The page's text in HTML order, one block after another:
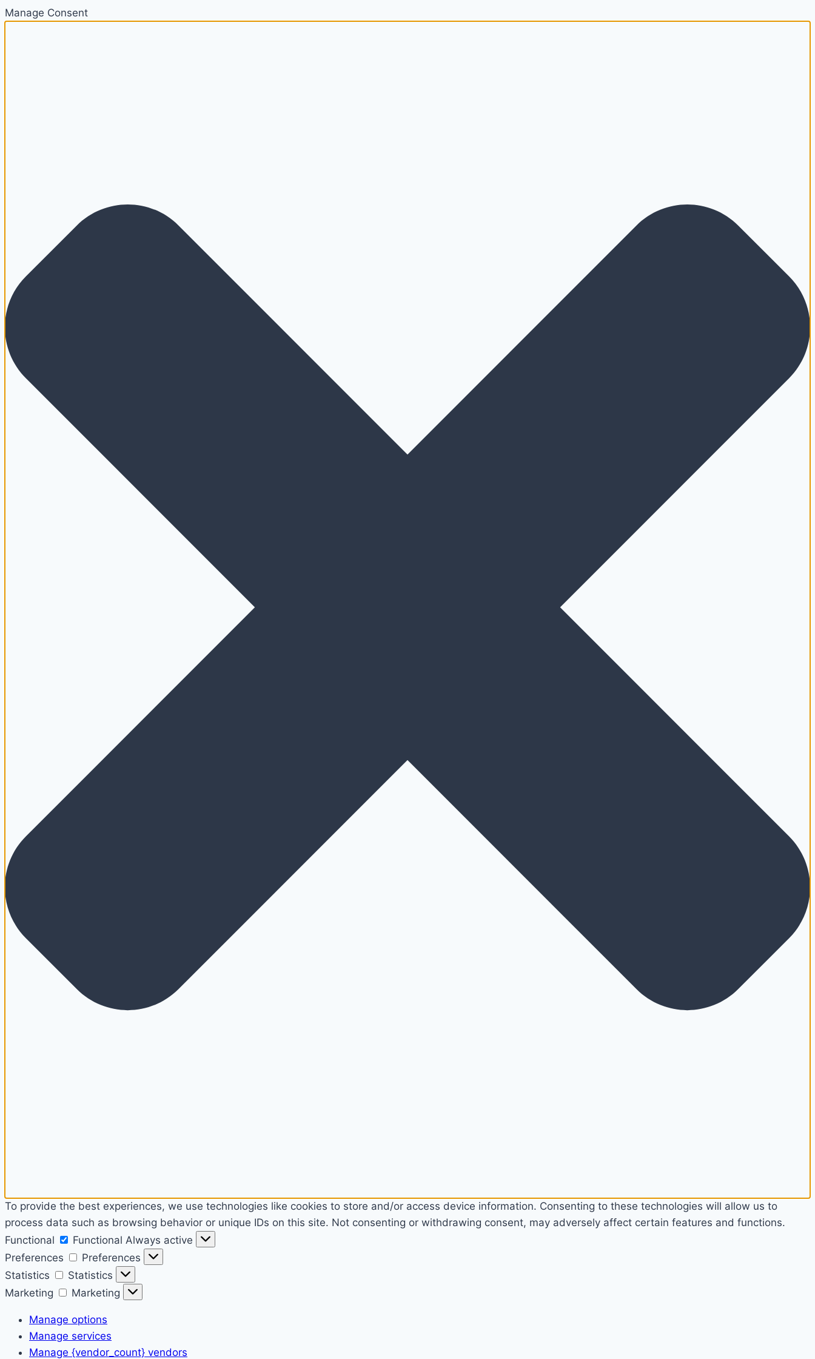
Manage Consent
To provide the best experiences, we use technologies like cookies to store and/or access device information. Consenting to these technologies will allow us to
process data such as browsing behavior or unique IDs on this site. Not consenting or withdrawing consent, may adversely affect certain features and functions.
Functional
Functional Always active
Preferences
Preferences
Statistics
Statistics
Marketing
Marketing
Manage options
Manage services
Manage {vendor_count} vendors